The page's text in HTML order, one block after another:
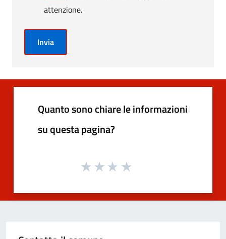
attenzione.
Invia
Quanto sono chiare le informazioni
su questa pagina?